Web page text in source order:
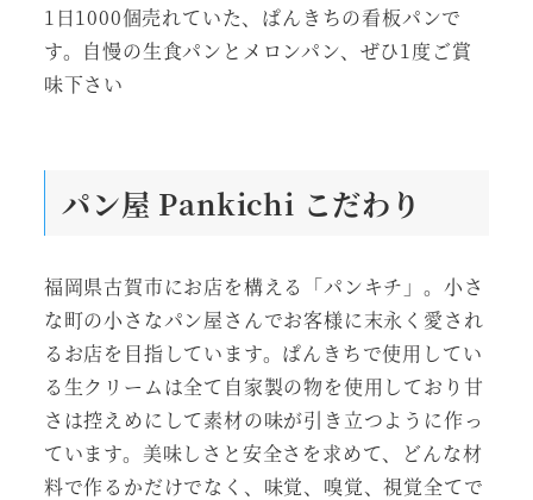
1日1000個売れていた、ぱんきちの看板パンで
す。自慢の生食パンとメロンパン、ぜひ1度ご賞
味下さい
パン屋 Pankichi こだわり
福岡県古賀市にお店を構える「パンキチ」。小さ
な町の小さなパン屋さんでお客様に末永く愛され
るお店を目指しています。ぱんきちで使用してい
る生クリームは全て自家製の物を使用しており甘
さは控えめにして素材の味が引き立つように作っ
ています。美味しさと安全さを求めて、どんな材
料で作るかだけでなく、味覚、嗅覚、視覚全てで